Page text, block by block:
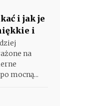
i jak je
i
na
mocną...